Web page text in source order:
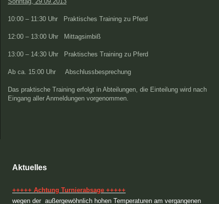
10:00 – 11:30 Uhr Praktisches Training zu Pferd
12:00 – 13:00 Uhr Mittagsimbiß
13:00 – 14:30 Uhr Praktisches Training zu Pferd
Ab ca. 15:00 Uhr Abschlussbesprechung
Das praktische Training erfolgt in Abteilungen, die Einteilung wird nach
Eingang aller Anmeldungen vorgenommen.
Aktuelles
+++++ Achtung Turnierabsage +++++
wegen der außergewöhnlich hohen Temperaturen am vergangenen